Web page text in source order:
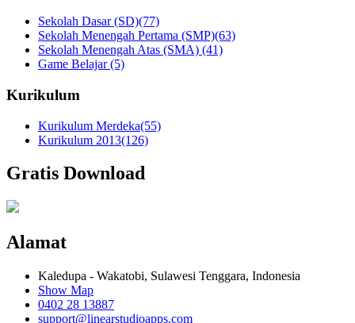
Sekolah Dasar (SD)(77)
Sekolah Menengah Pertama (SMP)(63)
Sekolah Menengah Atas (SMA) (41)
Game Belajar(5)
Kurikulum
Kurikulum Merdeka(55)
Kurikulum 2013(126)
Gratis Download
Alamat
Kaledupa - Wakatobi, Sulawesi Tenggara, Indonesia
Show Map
0402 28 13887
support@linearstudioapps.com